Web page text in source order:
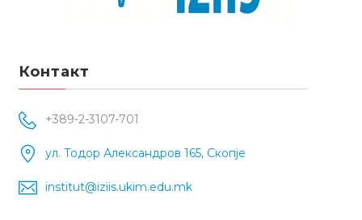
Контакт
+389-2-3107-701
ул. Тодор Александров 165, Скопје
institut@iziis.ukim.edu.mk